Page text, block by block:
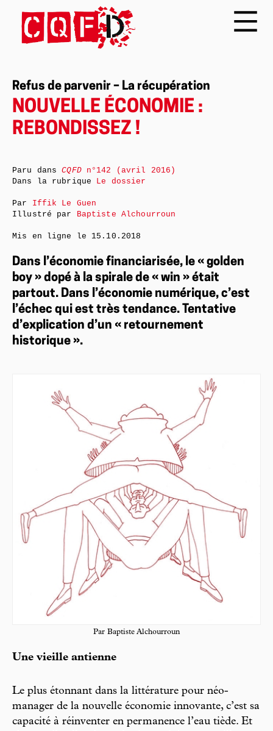
Refus de parvenir – La récupération
NOUVELLE ÉCONOMIE :
REBONDISSEZ !
Dans l’économie financiarisée, le « golden
boy » dopé à la spirale de « win » était
partout. Dans l’économie numérique, c’est
l’échec qui est très tendance. Tentative
d’explication d’un « retournement
historique ».
Par Baptiste Alchourroun
Une vieille antienne
Le plus étonnant dans la littérature pour néo-
manager de la nouvelle économie innovante, c’est sa
capacité à réinventer en permanence l’eau tiède. Et
Paru dansCQFDn°142 (avril 2016)
Dans la rubrique Le dossier
Par Iffik Le Guen
Illustré par Baptiste Alchourroun
Mis en ligne le 15.10.2018